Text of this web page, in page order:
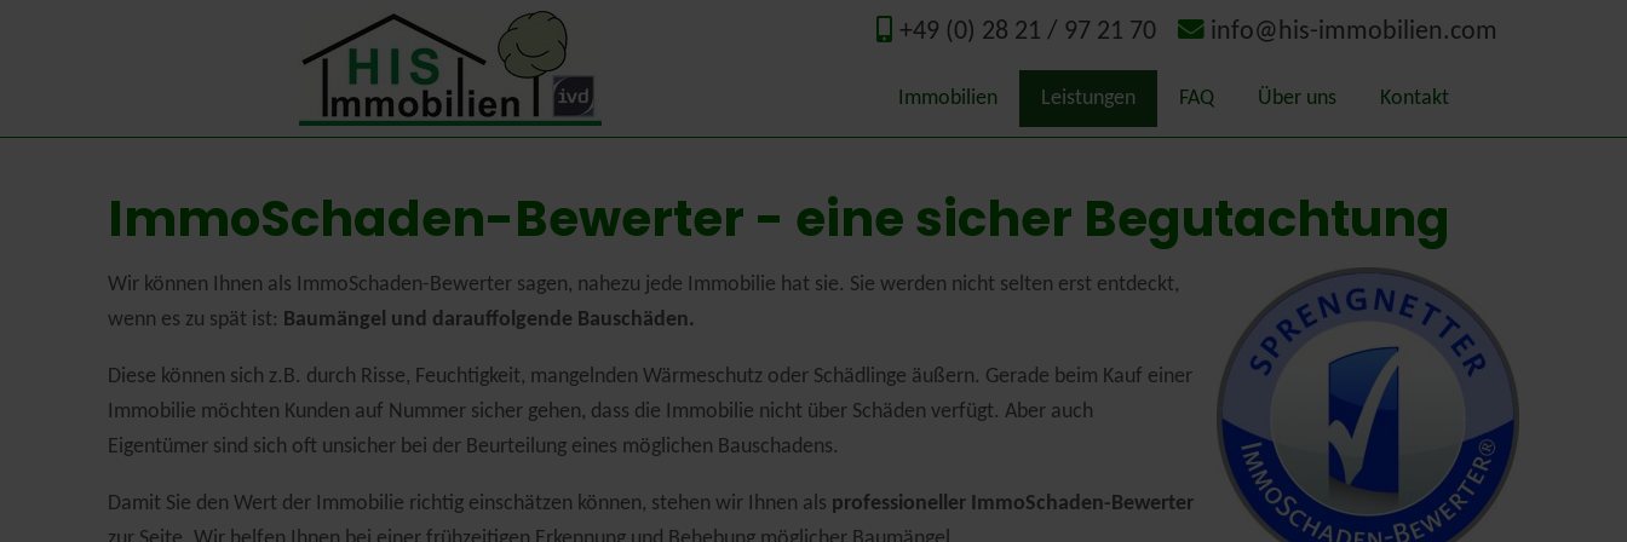
+49 (0) 28 21 / 97 21 70 info@his-immobilien.com
Immobilien Leistungen
Wertermittlung – Gutachten
Gutachterausschuss Kreis Kleve
Energieausweis
FAQ Über uns Kontakt
ImmoSchaden-Bewerter - eine sicher Begutachtung
Wir können Ihnen als ImmoSchaden-Bewerter sagen, nahezu jede Immobilie hat sie. Sie werden nicht selten erst entdeckt,
wenn es zu spät ist: Baumängel und darauffolgende Bauschäden.
Diese können sich z.B. durch Risse, Feuchtigkeit, mangelnden Wärmeschutz oder Schädlinge äußern. Gerade beim Kauf einer
Immobilie möchten Kunden auf Nummer sicher gehen, dass die Immobilie nicht über Schäden verfügt. Aber auch
Eigentümer sind sich oft unsicher bei der Beurteilung eines möglichen Bauschadens.
Damit Sie den Wert der Immobilie richtig einschätzen können, stehen wir Ihnen als professioneller ImmoSchaden-Bewerter